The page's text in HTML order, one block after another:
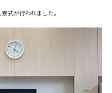
式が行われました。